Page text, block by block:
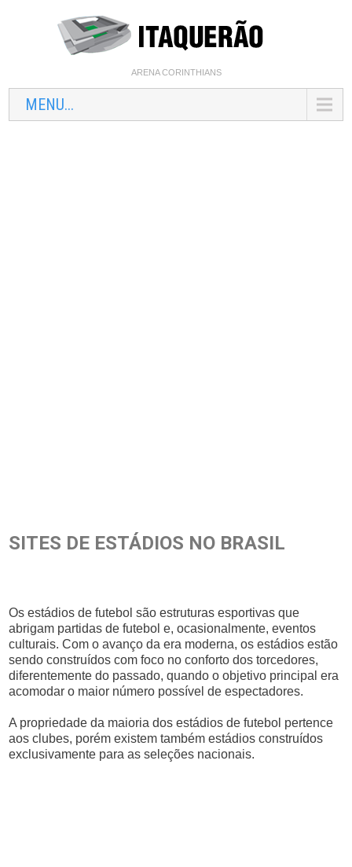
ARENA CORINTHIANS
MENU...
SITES DE ESTÁDIOS NO BRASIL
Os estádios de futebol são estruturas esportivas que
abrigam partidas de futebol e, ocasionalmente, eventos
culturais. Com o avanço da era moderna, os estádios estão
sendo construídos com foco no conforto dos torcedores,
diferentemente do passado, quando o objetivo principal era
acomodar o maior número possível de espectadores.
A propriedade da maioria dos estádios de futebol pertence
aos clubes, porém existem também estádios construídos
exclusivamente para as seleções nacionais.